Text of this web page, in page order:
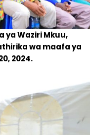
ya Waziri Mkuu,
wa maafa ya
2024.